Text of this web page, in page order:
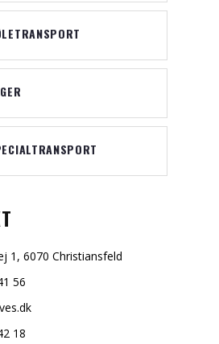
1, 6070 Christiansfeld
56
18